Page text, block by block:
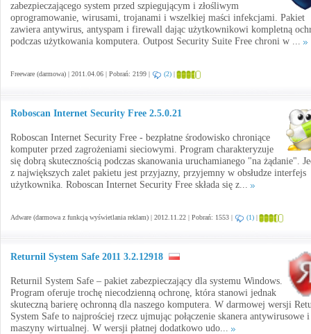
zabezpieczającego system przed szpiegującym i złośliwym
oprogramowanie, wirusami, trojanami i wszelkiej maści infekcjami. Pakiet
zawiera antywirus, antyspam i firewall dając użytkownikowi kompletną
podczas użytkowania komputera. Outpost Security Suite Free chroni w ...
Freeware (darmowa) | 2011.04.06 | Pobrań: 2199 | (2) |
Roboscan Internet Security Free 2.5.0.21
Roboscan Internet Security Free - bezpłatne środowisko chroniące
komputer przed zagrożeniami sieciowymi. Program charakteryzuje
się dobrą skutecznością podczas skanowania uruchamianego "na żądanie".
z największych zalet pakietu jest przyjazny, przyjemny w obsłudze interfejs
użytkownika. Roboscan Internet Security Free składa się z...
Adware (darmowa z funkcją wyświetlania reklam) | 2012.11.22 | Pobrań: 1553 | (1) |
Returnil System Safe 2011 3.2.12918
Returnil System Safe – pakiet zabezpieczający dla systemu Windows.
Program oferuje trochę niecodzienną ochronę, która stanowi jednak
skuteczną barierę ochronną dla naszego komputera. W darmowej wersji
System Safe to najprościej rzecz ujmując połączenie skanera antywirusowe i
maszyny wirtualnej. W wersji płatnej dodatkowo udo...